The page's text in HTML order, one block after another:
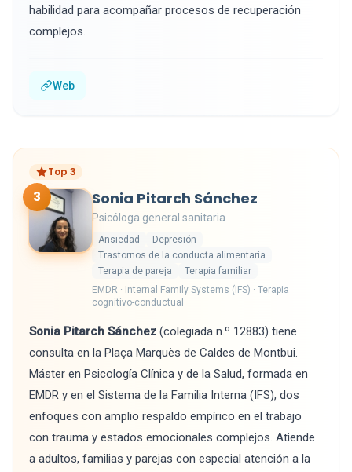
habilidad para acompañar procesos de recuperación
complejos.
Web
Top 3
3 Sonia Pitarch Sánchez
Psicóloga general sanitaria
Ansiedad
Depresión
Trastornos de la conducta alimentaria
Terapia de pareja
Terapia familiar
EMDR · Internal Family Systems (IFS) · Terapia
cognitivo-conductual
Sonia Pitarch Sánchez (colegiada n.º 12883) tiene
consulta en la Plaça Marquès de Caldes de Montbui.
Máster en Psicología Clínica y de la Salud, formada en
EMDR y en el Sistema de la Familia Interna (IFS), dos
enfoques con amplio respaldo empírico en el trabajo
con trauma y estados emocionales complejos. Atiende
a adultos, familias y parejas con especial atención a la